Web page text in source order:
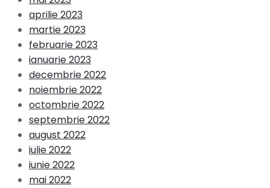
aprilie 2023
martie 2023
februarie 2023
ianuarie 2023
decembrie 2022
noiembrie 2022
octombrie 2022
septembrie 2022
august 2022
iulie 2022
iunie 2022
mai 2022